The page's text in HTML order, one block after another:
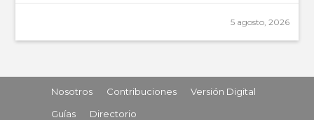
5 agosto, 2026
Nosotros Contribuciones
Versión Digital
Guías
Directorio